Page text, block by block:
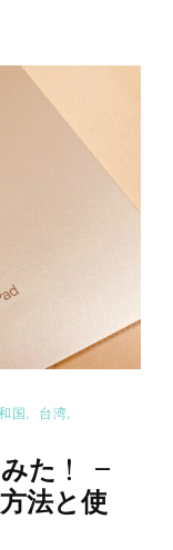
国
台湾
た！ –
法と使